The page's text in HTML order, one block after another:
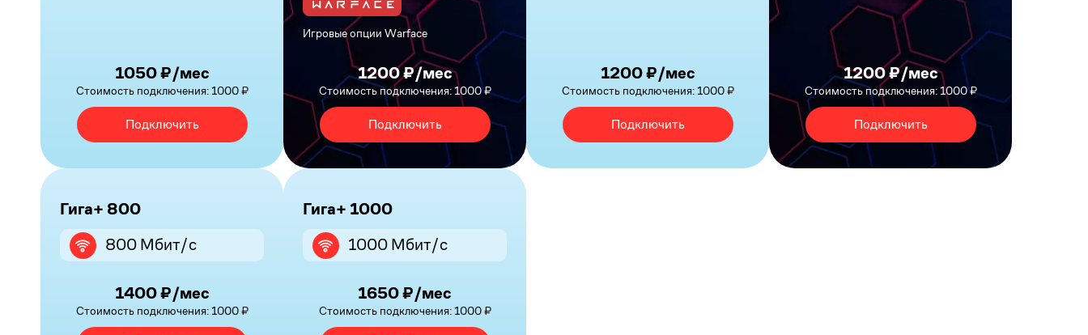
1050 ₽/мес
Стоимость подключения: 1000 ₽
Подключить
Игровые опции Warface
1200 ₽/мес
Стоимость подключения: 1000 ₽
Подключить
1200 ₽/мес
Стоимость подключения: 1000 ₽
Подключить
1200 ₽/мес
Стоимость подключения: 1000 ₽
Подключить
Гига+ 800
800 Мбит/с
1400 ₽/мес
Стоимость подключения: 1000 ₽
Гига+ 1000
1000 Мбит/с
1650 ₽/мес
Стоимость подключения: 1000 ₽